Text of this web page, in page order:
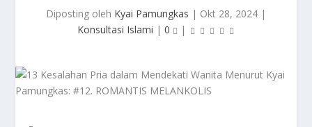
Diposting oleh Kyai Pamungkas | Okt 28, 2024 |
Konsultasi Islami | 0 |